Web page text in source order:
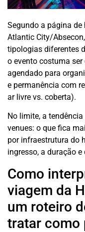
Segundo a página
Atlantic City/
tipologias diferentes
o evento costuma
agendado para
e permanência com
ar livre vs. coberta).
No limite, a
venues: o que fica
por infraestrutura do
ingresso, a duração
Como
viagem da
um roteiro
tratar como